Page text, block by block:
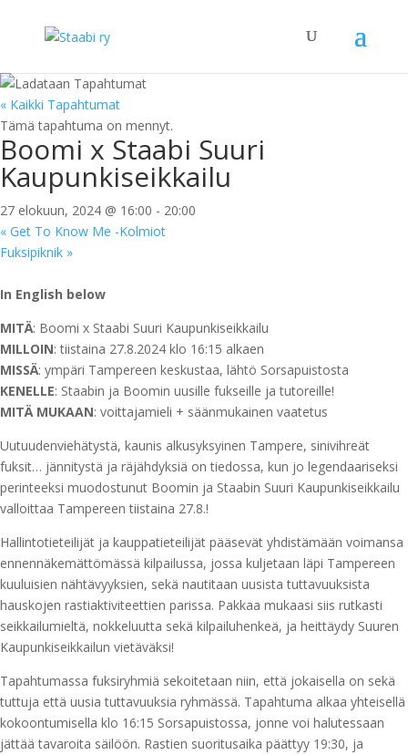
« Kaikki Tapahtumat
Tämä tapahtuma on mennyt.
Boomi x Staabi Suuri
Kaupunkiseikkailu
27 elokuun, 2024 @ 16:00 - 20:00
« Get To Know Me -Kolmiot
Fuksipiknik »
In English below
MITÄ: Boomi x Staabi Suuri Kaupunkiseikkailu
MILLOIN: tiistaina 27.8.2024 klo 16:15 alkaen
MISSÄ: ympäri Tampereen keskustaa, lähtö Sorsapuistosta
KENELLE: Staabin ja Boomin uusille fukseille ja tutoreille!
MITÄ MUKAAN: voittajamieli + säänmukainen vaatetus
Uutuudenviehätystä, kaunis alkusyksyinen Tampere, sinivihreät
fuksit… jännitystä ja räjähdyksiä on tiedossa, kun jo legendaariseksi
perinteeksi muodostunut Boomin ja Staabin Suuri Kaupunkiseikkailu
valloittaa Tampereen tiistaina 27.8.!
Hallintotieteilijät ja kauppatieteilijät pääsevät yhdistämään voimansa
ennennäkemättömässä kilpailussa, jossa kuljetaan läpi Tampereen
kuuluisien nähtävyyksien, sekä nautitaan uusista tuttavuuksista
hauskojen rastiaktiviteettien parissa. Pakkaa mukaasi siis rutkasti
seikkailumieltä, nokkeluutta sekä kilpailuhenkeä, ja heittäydy Suuren
Kaupunkiseikkailun vietäväksi!
Tapahtumassa fuksiryhmiä sekoitetaan niin, että jokaisella on sekä
tuttuja että uusia tuttavuuksia ryhmässä. Tapahtuma alkaa yhteisellä
kokoontumisella klo 16:15 Sorsapuistossa, jonne voi halutessaan
jättää tavaroita säilöön. Rastien suoritusaika päättyy 19:30, ja